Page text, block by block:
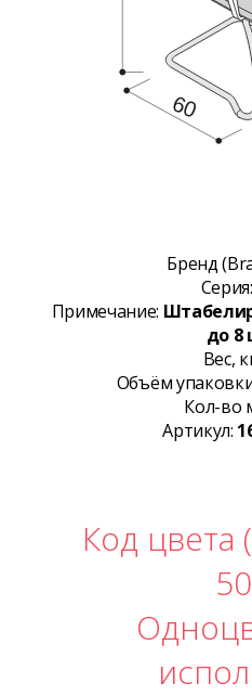
Бренд
Серия:
Примечание:
до 8
Вес,
Объём
Кол-во
Артикул:
Код цвета